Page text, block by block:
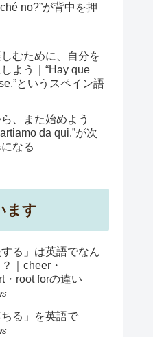
no?”が背中を押
むために、自分を
よう｜“Hay que
というスペイン語
、また始めよう
da qui.”が次
なる
ます
する」は英語でなん
｜cheer・
・root forの違い
ちる」を英語で